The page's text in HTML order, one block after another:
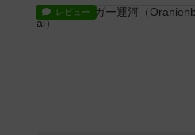
レビュー